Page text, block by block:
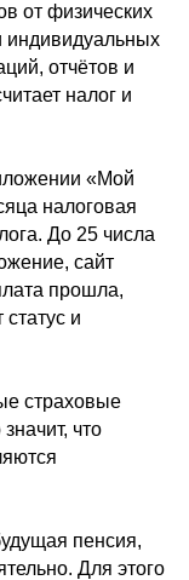
от физических
индивидуальных
отчётов и
налог и
«Мой
налоговая
До 25 числа
сайт
прошла,
и
страховые
что
пенсия,
Для этого